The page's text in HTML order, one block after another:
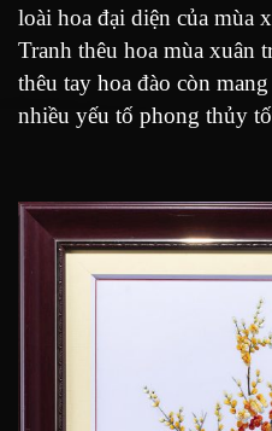
loài hoa đại diện của mùa
Tranh thêu hoa mùa xuân
thêu tay hoa đào còn
nhiều yếu tố phong thủy